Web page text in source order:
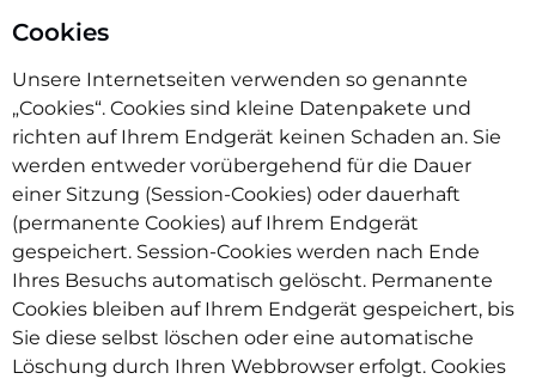
Cookies
Unsere Internetseiten verwenden so genannte
„Cookies“. Cookies sind kleine Datenpakete und
richten auf Ihrem Endgerät keinen Schaden an. Sie
werden entweder vorübergehend für die Dauer
einer Sitzung (Session-Cookies) oder dauerhaft
(permanente Cookies) auf Ihrem Endgerät
gespeichert. Session-Cookies werden nach Ende
Ihres Besuchs automatisch gelöscht. Permanente
Cookies bleiben auf Ihrem Endgerät gespeichert, bis
Sie diese selbst löschen oder eine automatische
Löschung durch Ihren Webbrowser erfolgt. Cookies